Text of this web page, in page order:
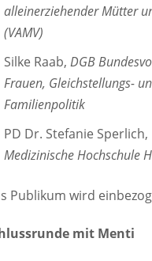
alleinerziehender Mütter
(VAMV)
Silke Raab, DGB
Frauen, Gleichstellungs-
Familienpolitik
PD Dr. Stefanie Sperlich,
Medizinische Hochschule
Publikum wird
mit Menti